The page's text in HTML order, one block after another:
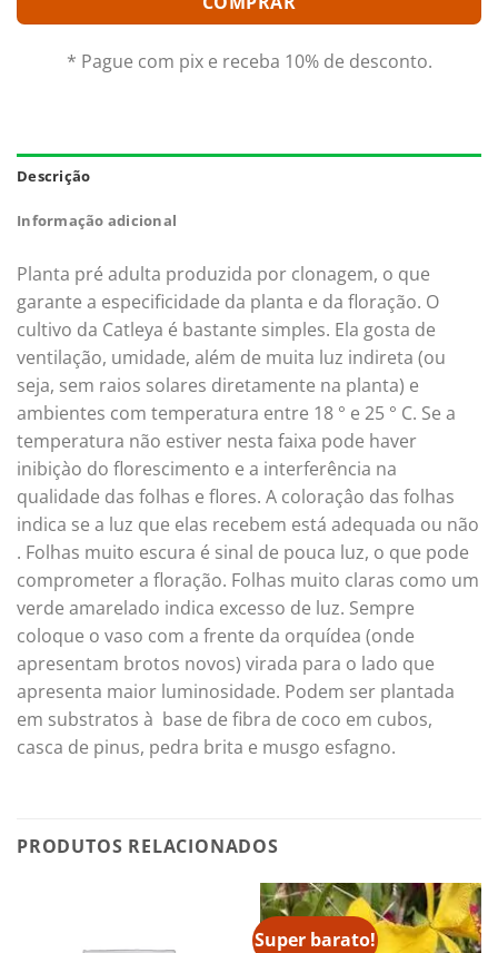
* Pague com pix e receba 10% de desconto.
Descrição
Informação adicional
Planta pré adulta produzida por clonagem, o que
garante a especificidade da planta e da floração. O
cultivo da Catleya é bastante simples. Ela gosta de
ventilação, umidade, além de muita luz indireta (ou
seja, sem raios solares diretamente na planta) e
ambientes com temperatura entre 18 ° e 25 ° C. Se a
temperatura não estiver nesta faixa pode haver
inibiçào do florescimento e a interferência na
qualidade das folhas e flores. A coloraçâo das folhas
indica se a luz que elas recebem está adequada ou não
. Folhas muito escura é sinal de pouca luz, o que pode
comprometer a floração. Folhas muito claras como um
verde amarelado indica excesso de luz. Sempre
coloque o vaso com a frente da orquídea (onde
apresentam brotos novos) virada para o lado que
apresenta maior luminosidade. Podem ser plantada
em substratos à base de fibra de coco em cubos,
casca de pinus, pedra brita e musgo esfagno.
PRODUTOS RELACIONADOS
Super barato!